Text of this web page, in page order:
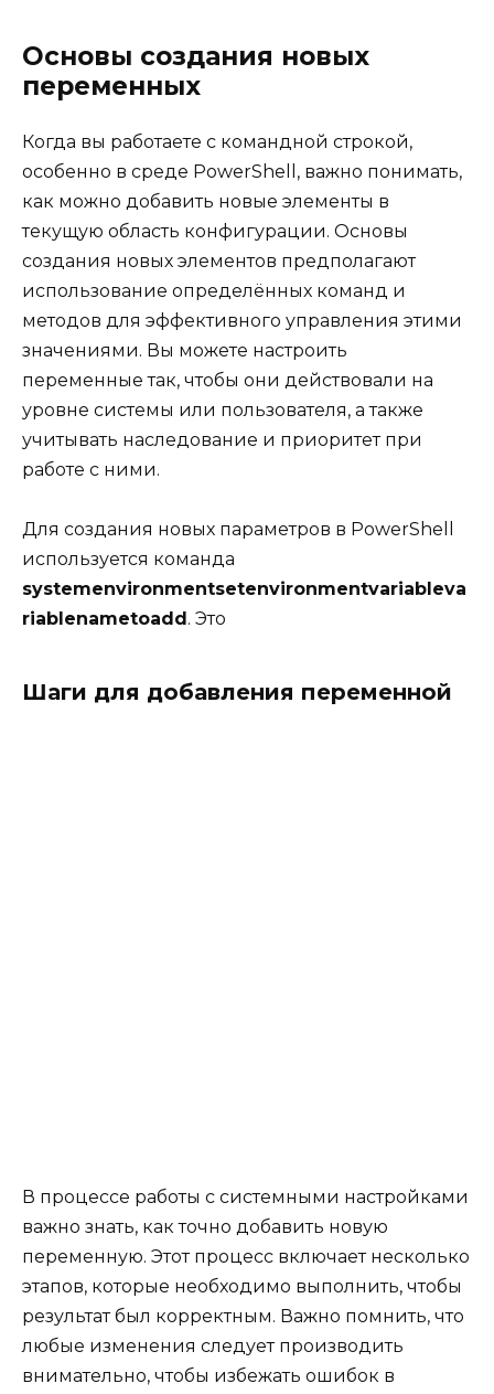
Основы создания новых
переменных
Когда вы работаете с командной строкой,
особенно в среде PowerShell, важно понимать,
как можно добавить новые элементы в
текущую область конфигурации. Основы
создания новых элементов предполагают
использование определённых команд и
методов для эффективного управления этими
значениями. Вы можете настроить
переменные так, чтобы они действовали на
уровне системы или пользователя, а также
учитывать наследование и приоритет при
работе с ними.
Для создания новых параметров в PowerShell
используется команда
systemenvironmentsetenvironmentvariableva
riablenametoadd . Это
Шаги для добавления переменной
В процессе работы с системными настройками
важно знать, как точно добавить новую
переменную. Этот процесс включает несколько
этапов, которые необходимо выполнить, чтобы
результат был корректным. Важно помнить, что
любые изменения следует производить
внимательно, чтобы избежать ошибок в